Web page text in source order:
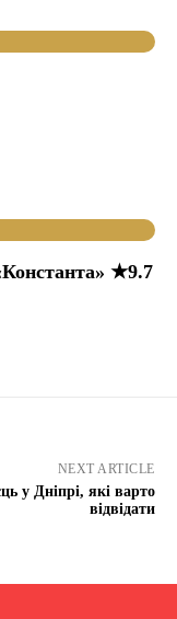
★9.7
NEXT ARTICLE
у Дніпрі, які варто
відвідати